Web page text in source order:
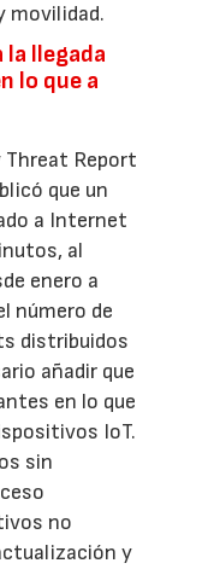
movilidad.
la llegada
lo que a
Report
que un
a Internet
al
enero a
número de
distribuidos
añadir que
en lo que
IoT.
sin
no
y